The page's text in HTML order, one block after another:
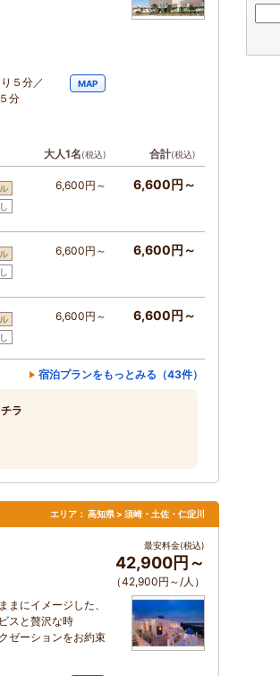
５分／
分
MAP
大人1名(税込) 合計(税込)
6,600円～ 6,600円～
6,600円～ 6,600円～
6,600円～ 6,600円～
宿泊プランをもっとみる（43件）
ラ
エリア： 高知県 > 須崎・土佐・仁淀川
まにイメージした、
スと贅沢な時
ゼーションをお約束
最安料金(税込)
42,900円～
（42,900円～/人）